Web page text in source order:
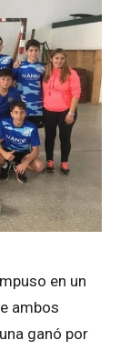
en un
ambos
ganó por